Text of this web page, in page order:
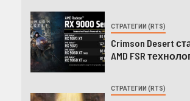
СТРАТЕГИИ (RTS)
Crimson Desert
AMD FSR
СТРАТЕГИИ (RTS)